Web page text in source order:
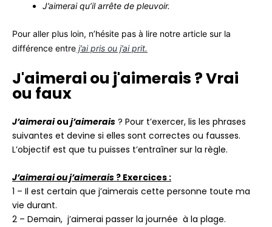
J’aimerai qu’il arrête de pleuvoir.
Pour aller plus loin, n’hésite pas à lire notre article sur la
différence entre j’ai pris ou j’ai prit.
J'aimerai ou j'aimerais ? Vrai
ou faux
J’aimeraiou j’aimerais ? Pour t’exercer, lis les phrases
suivantes et devine si elles sont correctes ou fausses.
L’objectif est que tu puisses t’entraîner sur la règle.
J’aimerai ou j’aimerais ? Exercices :
1 – Il est certain que j’aimerais cette personne toute ma
vie durant.
2 – Demain, j’aimerai passer la journée à la plage.